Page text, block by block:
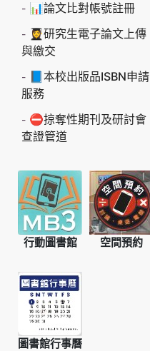
📊論文比對帳號註冊
👩‍🎓研究生電子論文上傳
與繳交
📘本校出版品ISBN申請
服務
⛔掠奪性期刊及研討會
查證管道
行動圖書館 空間預約
圖書館行事曆